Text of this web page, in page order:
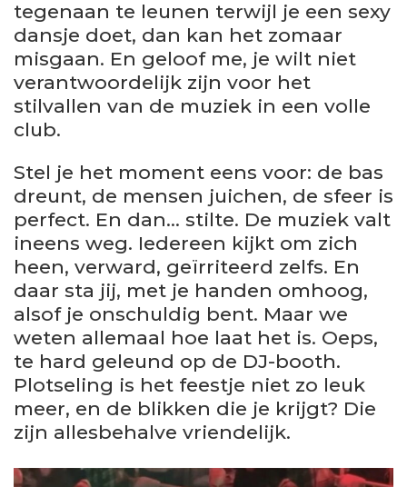
tegenaan te leunen terwijl je een sexy
dansje doet, dan kan het zomaar
misgaan. En geloof me, je wilt niet
verantwoordelijk zijn voor het
stilvallen van de muziek in een volle
club.
Stel je het moment eens voor: de bas
dreunt, de mensen juichen, de sfeer is
perfect. En dan… stilte. De muziek valt
ineens weg. Iedereen kijkt om zich
heen, verward, geïrriteerd zelfs. En
daar sta jij, met je handen omhoog,
alsof je onschuldig bent. Maar we
weten allemaal hoe laat het is. Oeps,
te hard geleund op de DJ-booth.
Plotseling is het feestje niet zo leuk
meer, en de blikken die je krijgt? Die
zijn allesbehalve vriendelijk.